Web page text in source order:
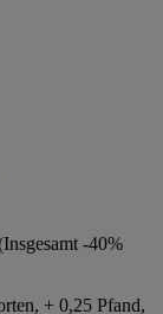
-40%
+ 0,25 Pfand,